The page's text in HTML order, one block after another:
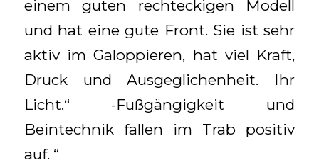
einem guten rechteckigen Modell
und hat eine gute Front. Sie ist sehr
aktiv im Galoppieren, hat viel Kraft,
Druck und Ausgeglichenheit. Ihr
Licht.“ -Fußgängigkeit und
Beintechnik fallen im Trab positiv
auf. “